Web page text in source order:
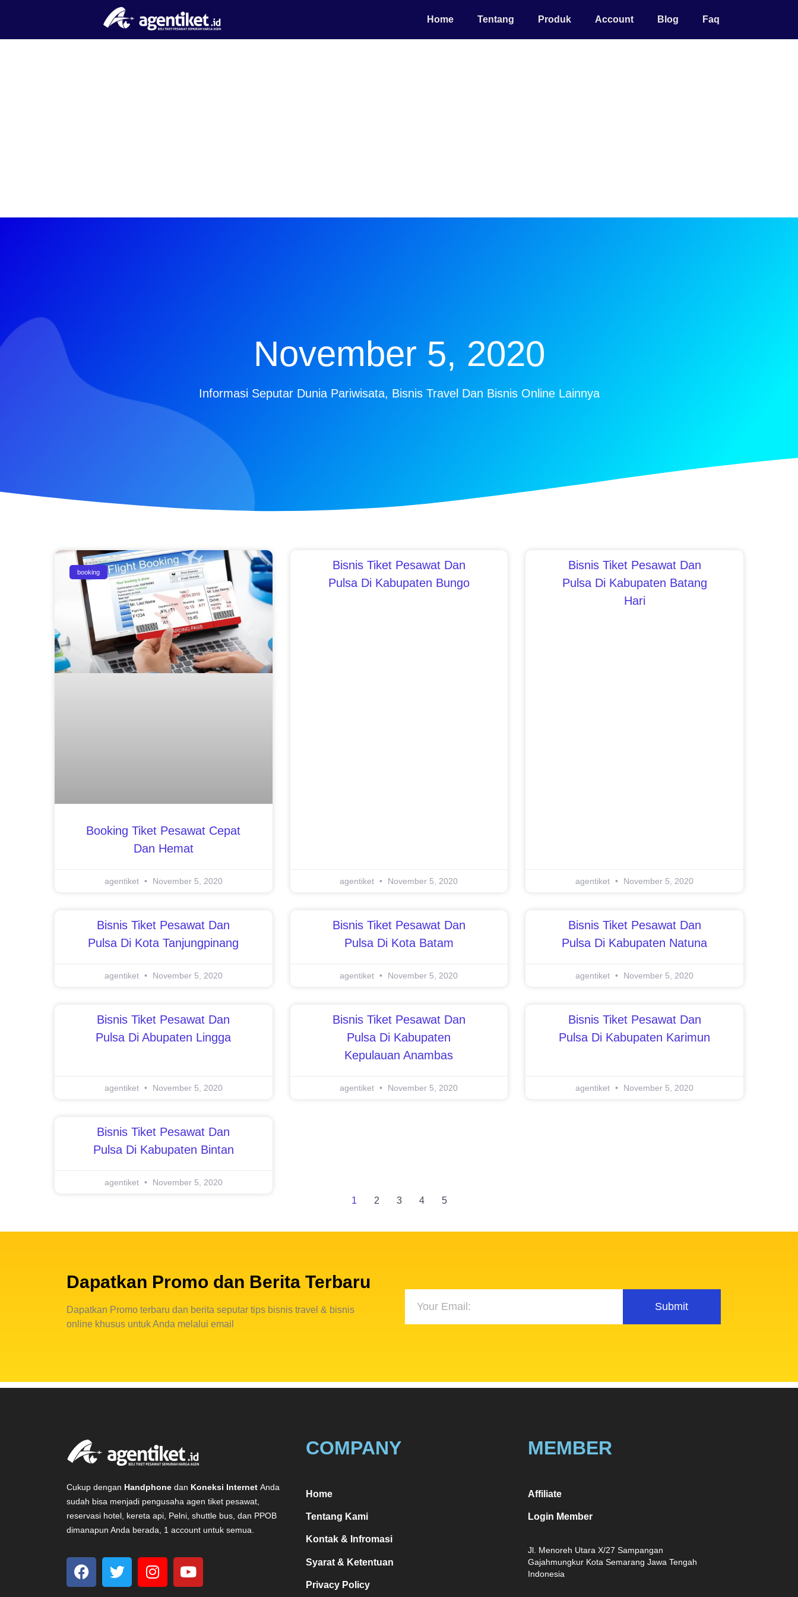
Home Tentang Produk Account Blog Faq
November 5, 2020
Informasi Seputar Dunia Pariwisata, Bisnis Travel Dan Bisnis Online Lainnya
booking
Booking Tiket Pesawat Cepat
Dan Hemat
agentiket November 5, 2020
Bisnis Tiket Pesawat Dan
Pulsa Di Kabupaten Bungo
agentiket November 5, 2020
Bisnis Tiket Pesawat Dan
Pulsa Di Kabupaten Batang
Hari
agentiket November 5, 2020
Bisnis Tiket Pesawat Dan
Pulsa Di Kota Tanjungpinang
agentiket November 5, 2020
Bisnis Tiket Pesawat Dan
Pulsa Di Kota Batam
agentiket November 5, 2020
Bisnis Tiket Pesawat Dan
Pulsa Di Kabupaten Natuna
agentiket November 5, 2020
Bisnis Tiket Pesawat Dan
Pulsa Di Abupaten Lingga
agentiket November 5, 2020
Bisnis Tiket Pesawat Dan
Pulsa Di Kabupaten
Kepulauan Anambas
agentiket November 5, 2020
Bisnis Tiket Pesawat Dan
Pulsa Di Kabupaten Karimun
agentiket November 5, 2020
Bisnis Tiket Pesawat Dan
Pulsa Di Kabupaten Bintan
agentiket November 5, 2020
1 2 3 4 5
Dapatkan Promo dan Berita Terbaru
Dapatkan Promo terbaru dan berita seputar tips bisnis travel & bisnis
online khusus untuk Anda melalui email
Submit
Cukup dengan Handphone dan Koneksi Internet Anda
sudah bisa menjadi pengusaha agen tiket pesawat,
reservasi hotel, kereta api, Pelni, shuttle bus, dan PPOB
dimanapun Anda berada, 1 account untuk semua.
COMPANY
Home
Tentang Kami
Kontak & Infromasi
Syarat & Ketentuan
Privacy Policy
MEMBER
Affiliate
Login Member
Jl. Menoreh Utara X/27 Sampangan
Gajahmungkur Kota Semarang Jawa Tengah
Indonesia